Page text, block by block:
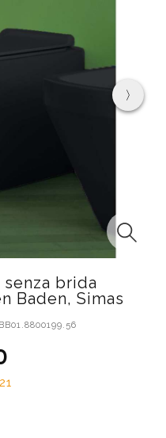
brida
Baden, Simas